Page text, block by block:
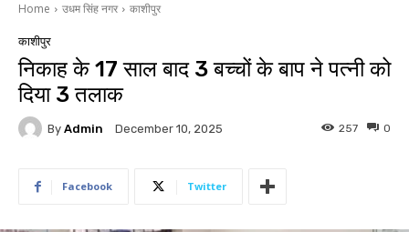
Home उधम सिंह नगर काशीपुर
काशीपुर
निकाह के 17 साल बाद 3 बच्चों के बाप ने पत्नी को
दिया 3 तलाक
By Admin December 10, 2025 0
257
Facebook Twitter